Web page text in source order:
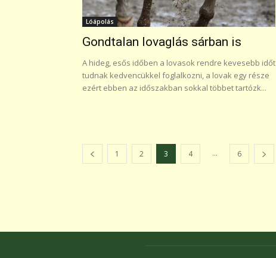
Lóápolás
Gondtalan lovaglás sárban is
A hideg, esős időben a lovasok rendre kevesebb időt
tudnak kedvencükkel foglalkozni, a lovak egy része
ezért ebben az időszakban sokkal többet tartózk...
1 2 3 4 ... 6